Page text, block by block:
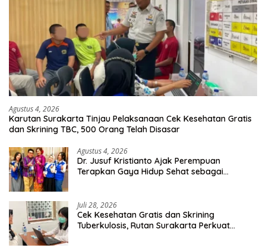
Agustus 4, 2026
Karutan Surakarta Tinjau Pelaksanaan Cek Kesehatan Gratis
dan Skrining TBC, 500 Orang Telah Disasar
Agustus 4, 2026
Dr. Jusuf Kristianto Ajak Perempuan
Terapkan Gaya Hidup Sehat sebagai
Juli 28, 2026
Cek Kesehatan Gratis dan Skrining
Tuberkulosis, Rutan Surakarta Perkuat